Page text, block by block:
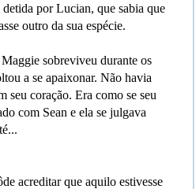
por Lucian, que sabia que
outro da sua espécie.
sobreviveu durante os
a se apaixonar. Não havia
seu coração. Era como se seu
com Sean e ela se julgava
acreditar que aquilo estivesse